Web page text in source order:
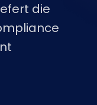
die